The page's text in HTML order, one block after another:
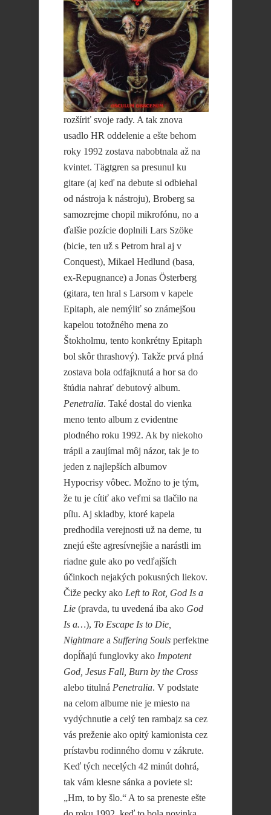
rozšíriť svoje rady. A tak znova
usadlo HR oddelenie a ešte behom
roky 1992 zostava nabobtnala až na
kvintet. Tägtgren sa presunul ku
gitare (aj keď na debute si odbiehal
od nástroja k nástroju), Broberg sa
samozrejme chopil mikrofónu, no a
ďalšie pozície doplnili Lars Szöke
(bicie, ten už s Petrom hral aj v
Conquest), Mikael Hedlund (basa,
ex-Repugnance) a Jonas Österberg
(gitara, ten hral s Larsom v kapele
Epitaph, ale nemýliť so známejšou
kapelou totožného mena zo
Štokholmu, tento konkrétny Epitaph
bol skôr thrashový). Takže prvá plná
zostava bola odfajknutá a hor sa do
štúdia nahrať debutový album.
Penetralia. Také dostal do vienka
meno tento album z evidentne
plodného roku 1992. Ak by niekoho
trápil a zaujímal môj názor, tak je to
jeden z najlepších albumov
Hypocrisy vôbec. Možno to je tým,
že tu je cítiť ako veľmi sa tlačilo na
pílu. Aj skladby, ktoré kapela
predhodila verejnosti už na deme, tu
znejú ešte agresívnejšie a narástli im
riadne gule ako po vedľajších
účinkoch nejakých pokusných liekov.
Čiže pecky ako Left to Rot, God Is a
Lie (pravda, tu uvedená iba ako God
Is a…), To Escape Is to Die,
Nightmare a Suffering Souls perfektne
dopĺňajú funglovky ako Impotent
God, Jesus Fall, Burn by the Cross
alebo titulná Penetralia. V podstate
na celom albume nie je miesto na
vydýchnutie a celý ten rambajz sa cez
vás preženie ako opitý kamionista cez
prístavbu rodinného domu v zákrute.
Keď tých necelých 42 minút dohrá,
tak vám klesne sánka a poviete si:
„Hm, to by šlo.“ A to sa preneste ešte